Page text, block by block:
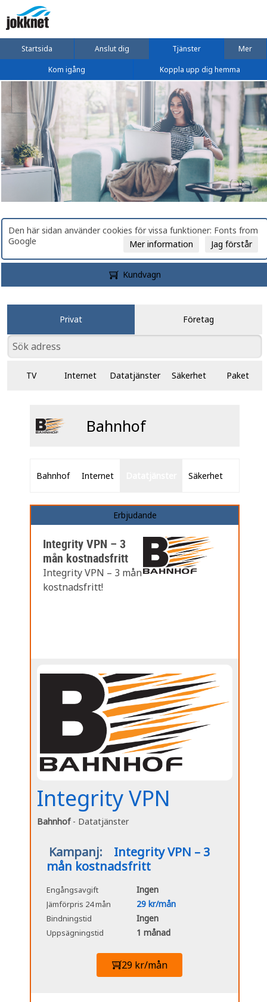
Startsida Anslut dig Tjänster Mer
Kom igång Koppla upp dig hemma
Den här sidan använder cookies för vissa funktioner: Fonts from
Google
Jag förstår
Mer information
Kundvagn
Privat Företag
TV Internet Datatjänster Säkerhet Paket
Bahnhof
Bahnhof Internet Säkerhet
Erbjudande
Integrity VPN – 3
mån kostnadsfritt
Integrity VPN – 3 mån
kostnadsfritt!
Integrity VPN
Bahnhof- Datatjänster
Kampanj:
Integrity VPN – 3
mån kostnadsfritt
Engångsavgift Ingen
Jämförpris 24 mån 29 kr/mån
Bindningstid Ingen
Uppsägningstid 1 månad
29 kr/mån